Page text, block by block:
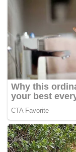
Sarawak
antara mereka,
kawasan majoriti
negatif kepada
menampakkan
Cina, terutama di
“Diharapkan
nasihat yang
tidak berlaku
menang akan
menang antara